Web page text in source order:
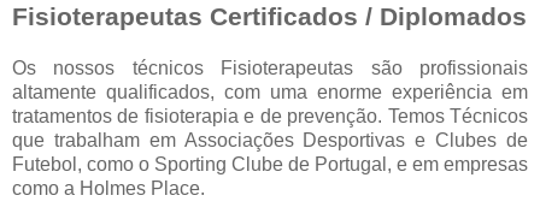
Fisioterapeutas Certificados / Diplomados
Os nossos técnicos Fisioterapeutas são profissionais
altamente qualificados, com uma enorme experiência em
tratamentos de fisioterapia e de prevenção. Temos Técnicos
que trabalham em Associações Desportivas e Clubes de
Futebol, como o Sporting Clube de Portugal, e em empresas
como a Holmes Place.